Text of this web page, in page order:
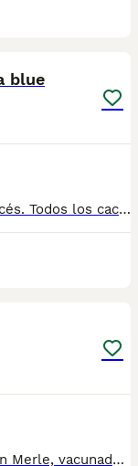
blue
Espectaculares camada de bulldog francés. Todos los cachorritos se entregan con unos dos meses y medio de edad y sus vacunas correspondientes, desparasitados interna y externamente, con certificado de salud, y garantía tanto por enfermedad vírica como congénito genética. Posibilidad de entregar en toda España mediante transporte propio preparado para animales y con chofer privado. Los precios pueden variar según las características y morfología de cada cachorro. Añádenos al whats app o llámanos, y encantados atenderemos todas tus dudas y consultas. Teléfono / Whats app: 641 92 23 90
Cachorrete de bulldog francés black&tan Merle, vacunado, desparasitado, pasaporte, chip y contrato de garantía